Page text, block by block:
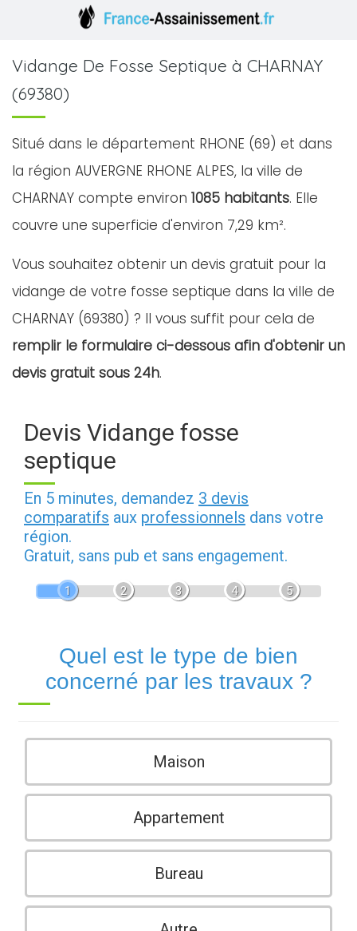
Vidange De Fosse Septique à CHARNAY
(69380)
Situé dans le département RHONE (69) et dans
la région AUVERGNE RHONE ALPES, la ville de
CHARNAY compte environ 1085 habitants. Elle
couvre une superficie d'environ 7,29 km².
Vous souhaitez obtenir un devis gratuit pour la
vidange de votre fosse septique dans la ville de
CHARNAY (69380) ? Il vous suffit pour cela de
remplir le formulaire ci-dessous afin d'obtenir un
devis gratuit sous 24h.
Devis Vidange fosse
septique
En 5 minutes, demandez 3 devis
comparatifs aux professionnels dans votre
région.
Gratuit, sans pub et sans engagement.
1 2 3 4 5
Quel est le type de bien
concerné par les travaux ?
Maison
Appartement
Bureau